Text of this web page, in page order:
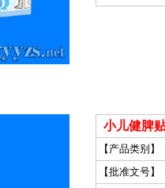
小儿健脾
【产品类别】
【批准文号】